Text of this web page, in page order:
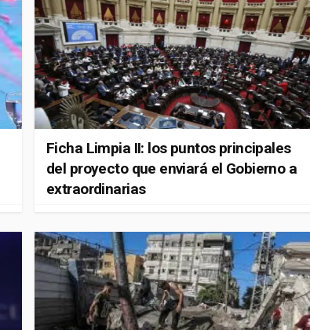
Ficha Limpia II: los puntos principales
del proyecto que enviará el Gobierno a
extraordinarias